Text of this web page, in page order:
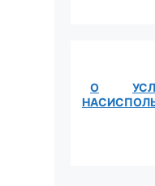
О
НАС